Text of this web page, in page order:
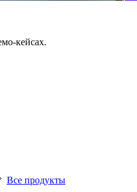
кейсах.
Все продукты